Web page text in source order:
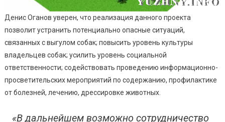
Денис Оганов уверен, что реализация данного проекта
позволит устранить потенциально опасные ситуаций,
связанных с выгулом собак; повысить уровень культуры
владельцев собак; усилить уровень социальной
ответственности; содействовать проведению информационно-
просветительских мероприятий по содержанию, профилактике
от болезней, лечению, дрессировке животных.
«В дальнейшем возможно сотрудничество